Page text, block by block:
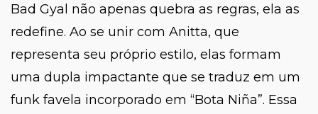
Bad Gyal não apenas quebra as regras, ela as
redefine. Ao se unir com Anitta, que
representa seu próprio estilo, elas formam
uma dupla impactante que se traduz em um
funk favela incorporado em “Bota Niña”. Essa